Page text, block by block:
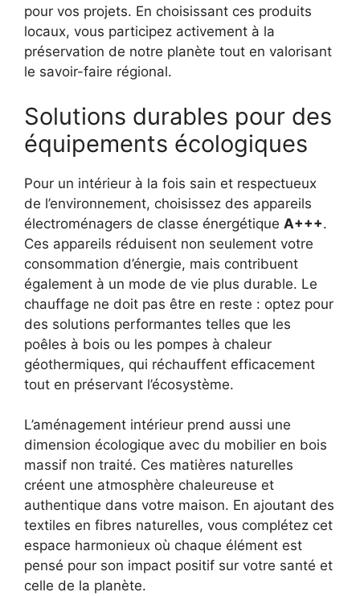
pour vos projets. En choisissant ces produits
locaux, vous participez activement à la
préservation de notre planète tout en valorisant
le savoir-faire régional.
Solutions durables pour des
équipements écologiques
Pour un intérieur à la fois sain et respectueux
de l’environnement, choisissez des appareils
électroménagers de classe énergétique A+++.
Ces appareils réduisent non seulement votre
consommation d’énergie, mais contribuent
également à un mode de vie plus durable. Le
chauffage ne doit pas être en reste : optez pour
des solutions performantes telles que les
poêles à bois ou les pompes à chaleur
géothermiques, qui réchauffent efficacement
tout en préservant l’écosystème.
L’aménagement intérieur prend aussi une
dimension écologique avec du mobilier en bois
massif non traité. Ces matières naturelles
créent une atmosphère chaleureuse et
authentique dans votre maison. En ajoutant des
textiles en fibres naturelles, vous complétez cet
espace harmonieux où chaque élément est
pensé pour son impact positif sur votre santé et
celle de la planète.